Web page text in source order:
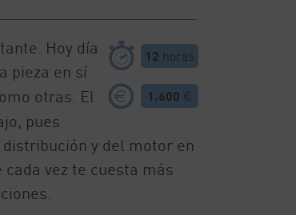
12 horas
1.600 €
Hoy día
pieza en sí
otras. El
pues
y del motor en
vez te cuesta más